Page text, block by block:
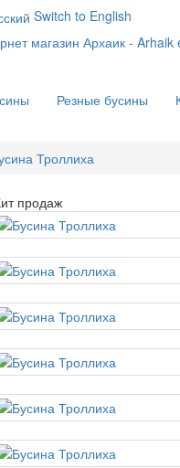
Switch to English
Резные бусины
Троллиха
продаж